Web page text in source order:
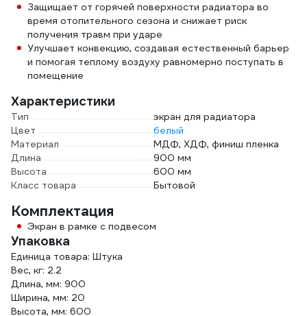
Защищает от горячей поверхности радиатора во
время отопительного сезона и снижает риск
получения травм при ударе
Улучшает конвекцию, создавая естественный барьер
и помогая теплому воздуху равномерно поступать в
помещение
Характеристики
Тип
экран для радиатора
Цвет
белый
Материал
МДФ, ХДФ, финиш пленка
Длина
900 мм
Высота
600 мм
Класс товара
Бытовой
Комплектация
Экран в рамке с подвесом
Упаковка
Единица товара: Штука
Вес, кг: 2.2
Длина, мм: 900
Ширина, мм: 20
Высота, мм: 600